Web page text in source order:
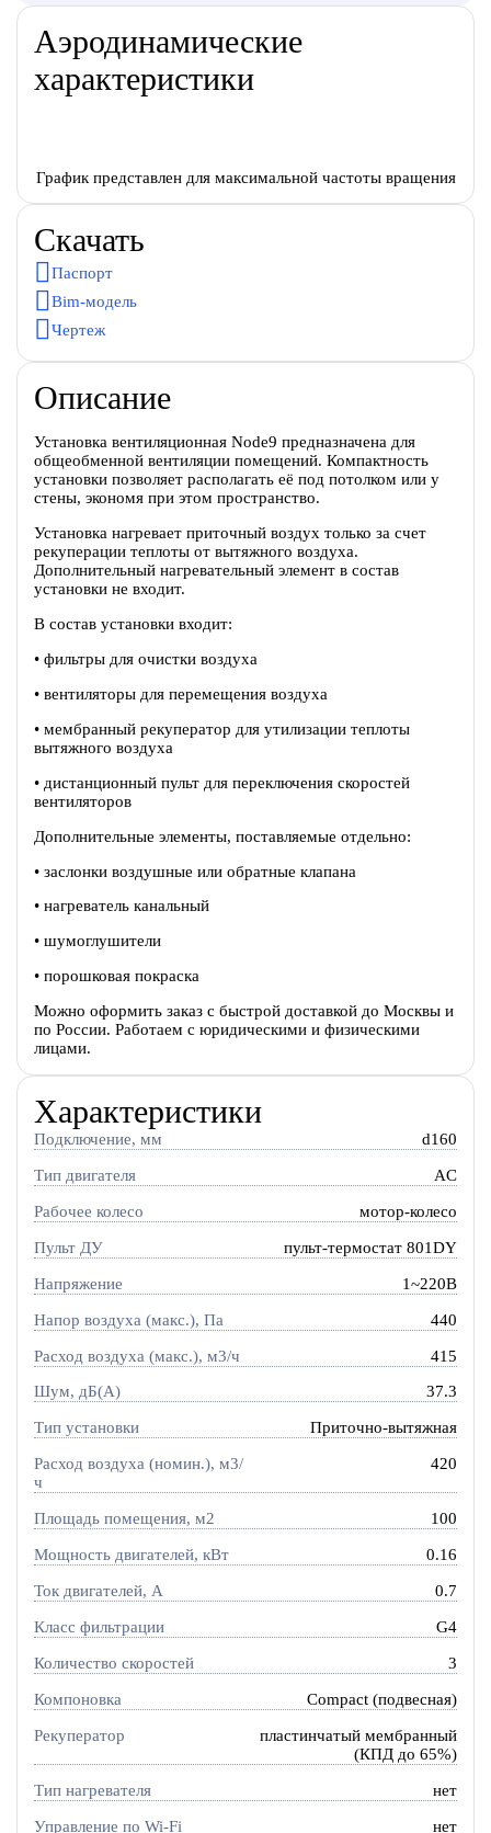
Аэродинамические
характеристики
График представлен для максимальной частоты вращения
Скачать
Паспорт
Bim-модель
Чертеж
Описание
Установка вентиляционная Node9 предназначена для
общеобменной вентиляции помещений. Компактность
установки позволяет располагать её под потолком или у
стены, экономя при этом пространство.
Установка нагревает приточный воздух только за счет
рекуперации теплоты от вытяжного воздуха.
Дополнительный нагревательный элемент в состав
установки не входит.
В состав установки входит:
• фильтры для очистки воздуха
• вентиляторы для перемещения воздуха
• мембранный рекуператор для утилизации теплоты
вытяжного воздуха
• дистанционный пульт для переключения скоростей
вентиляторов
Дополнительные элементы, поставляемые отдельно:
• заслонки воздушные или обратные клапана
• нагреватель канальный
• шумоглушители
• порошковая покраска
Можно оформить заказ с быстрой доставкой до Москвы и
по России. Работаем с юридическими и физическими
лицами.
Характеристики
Подключение, мм d160
Тип двигателя AC
Рабочее колесо мотор-колесо
Пульт ДУ пульт-термостат 801DY
Напряжение 1~220В
Напор воздуха (макс.), Па 440
Расход воздуха (макс.), м3/ч 415
Шум, дБ(А) 37.3
Тип установки Приточно-вытяжная
Расход воздуха (номин.), м3/
ч
420
Площадь помещения, м2 100
Мощность двигателей, кВт 0.16
Ток двигателей, А 0.7
Класс фильтрации G4
Количество скоростей 3
Компоновка Compact (подвесная)
Рекуператор
пластинчатый мембранный
(КПД до 65%)
Тип нагревателя нет
Управление по Wi-Fi нет